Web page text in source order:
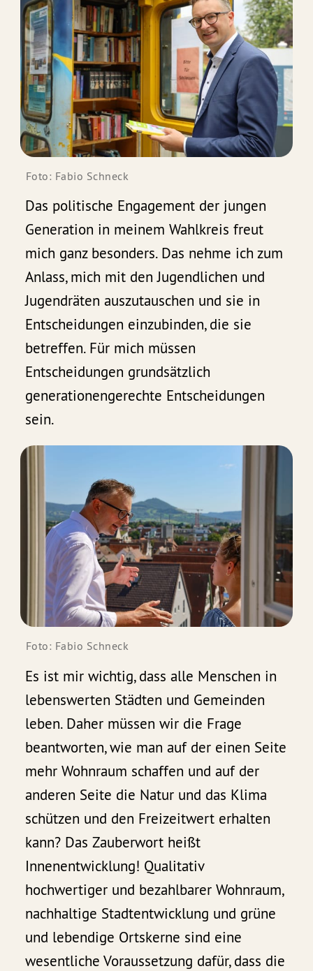
Foto: Fabio Schneck
Das politische Engagement der jungen
Generation in meinem Wahlkreis freut
mich ganz besonders. Das nehme ich zum
Anlass, mich mit den Jugendlichen und
Jugendräten auszutauschen und sie in
Entscheidungen einzubinden, die sie
betreffen. Für mich müssen
Entscheidungen grundsätzlich
generationengerechte Entscheidungen
sein.
Foto: Fabio Schneck
Es ist mir wichtig, dass alle Menschen in
lebenswerten Städten und Gemeinden
leben. Daher müssen wir die Frage
beantworten, wie man auf der einen Seite
mehr Wohnraum schaffen und auf der
anderen Seite die Natur und das Klima
schützen und den Freizeitwert erhalten
kann? Das Zauberwort heißt
Innenentwicklung! Qualitativ
hochwertiger und bezahlbarer Wohnraum,
nachhaltige Stadtentwicklung und grüne
und lebendige Ortskerne sind eine
wesentliche Voraussetzung dafür, dass die